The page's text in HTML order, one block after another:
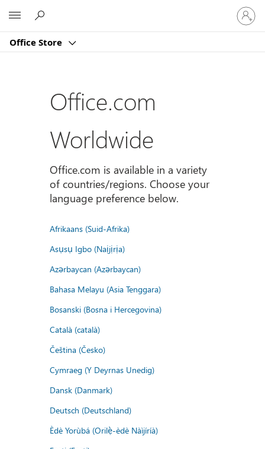
Office Store
登
入
您
Office.com
Worldwide
Office.com is available in a variety
of countries/regions. Choose your
language preference below.
Afrikaans (Suid-Afrika)
Asụsụ Igbo (Naịjịrịa)
Azərbaycan (Azərbaycan)
Bahasa Melayu (Asia Tenggara)
Bosanski (Bosna i Hercegovina)
Català (català)
Čeština (Česko)
Cymraeg (Y Deyrnas Unedig)
Dansk (Danmark)
Deutsch (Deutschland)
Èdè Yorùbá (Orilẹ̀-èdè Nàìjíríà)